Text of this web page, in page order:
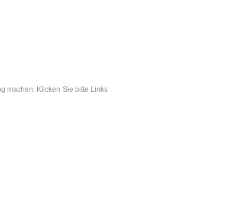
machen. Klicken Sie bitte Links